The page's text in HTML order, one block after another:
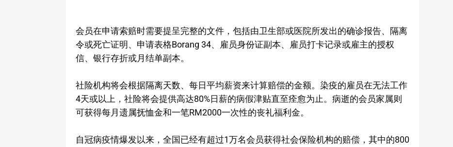
会员在申请索赔时需要提呈完整的文件，包括由卫生部或医院所发出的确诊报告、隔离
令或死亡证明、申请表格Borang 34、雇员身份证副本、雇员打卡记录或雇主的授权
信、银行存折或月结单副本。
社险机构将会根据隔离天数、每日平均薪资来计算赔偿的金额。染疫的雇员在无法工作
4天或以上，社险将会提供高达80%日薪的病假津贴直至痊愈为止。病逝的会员家属则
可获得每月遗属抚恤金和一笔RM2000一次性的丧礼福利金。
自冠病疫情爆发以来，全国已经有超过1万名会员获得社会保险机构的赔偿，其中的800